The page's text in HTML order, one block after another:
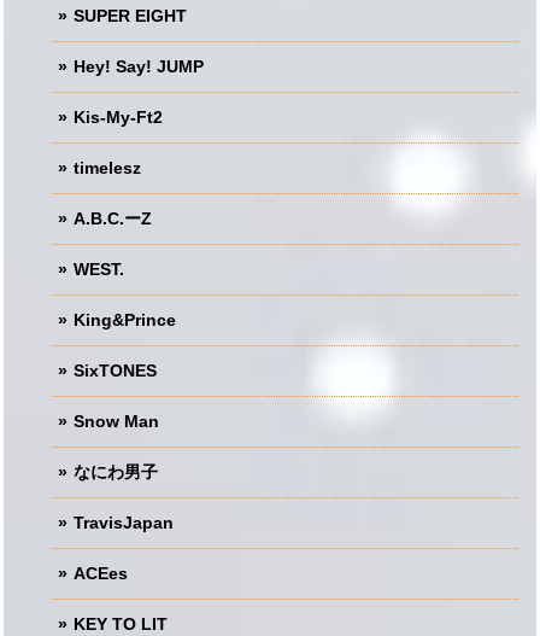
SUPER EIGHT
Hey! Say! JUMP
Kis-My-Ft2
timelesz
A.B.C.ーZ
WEST.
King&Prince
SixTONES
Snow Man
なにわ男子
TravisJapan
ACEes
KEY TO LIT